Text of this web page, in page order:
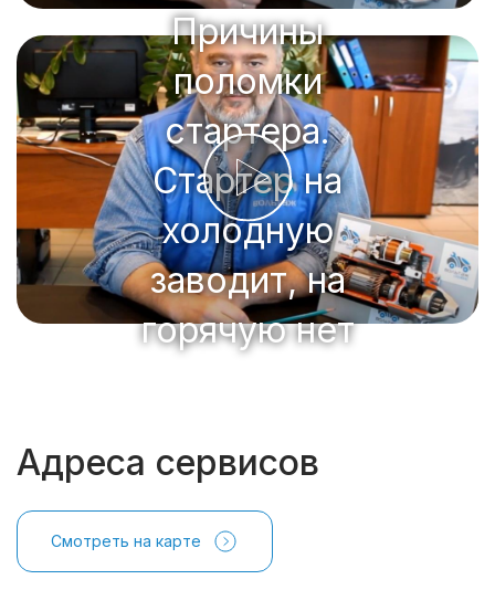
Причины
поломки
стартера.
Стартер на
холодную
заводит, на
горячую нет
Адреса сервисов
Смотреть на карте